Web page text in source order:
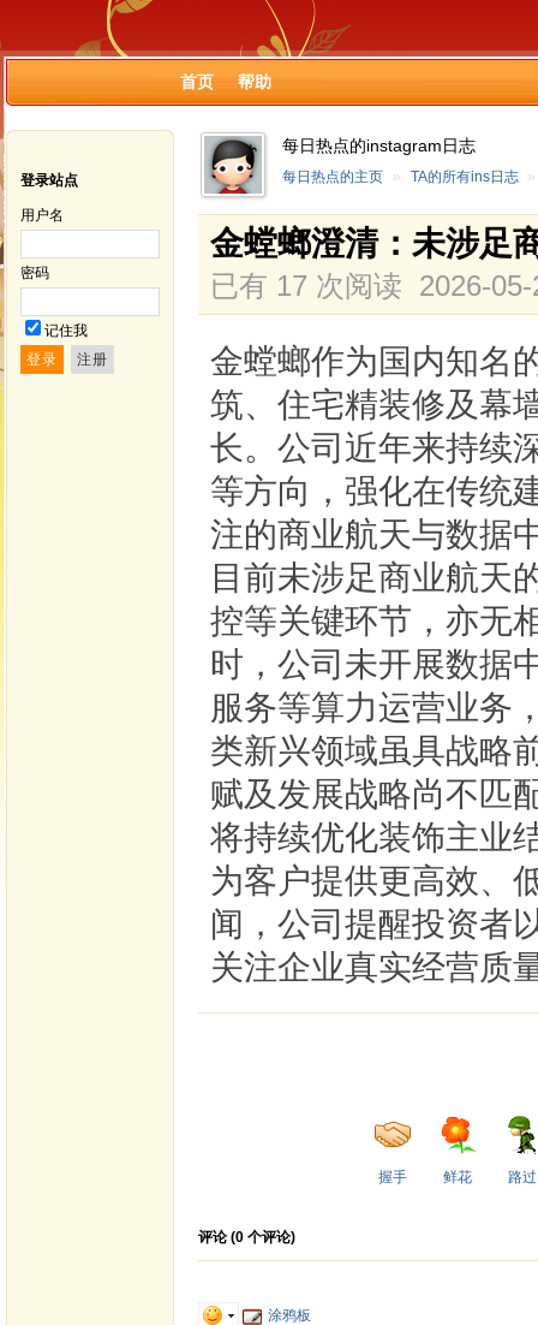
首页 帮助
登录站点
用户名
密码
记住我
每日热点的instagram日志
每日热点的主页 » TA的所有ins日志 »
金螳螂澄清：未涉足
已有 17 次阅读 2026-
金螳螂作为国内知名
筑、住宅精装修及幕
长。公司近年来持续
等方向，强化在传统
注的商业航天与数据
目前未涉足商业航天
控等关键环节，亦无
时，公司未开展数据
服务等算力运营业务
类新兴领域虽具战略
赋及发展战略尚不匹
将持续优化装饰主业
为客户提供更高效、
闻，公司提醒投资者
关注企业真实经营质
握手 鲜花 路过
评论 (0 个评论)
涂鸦板